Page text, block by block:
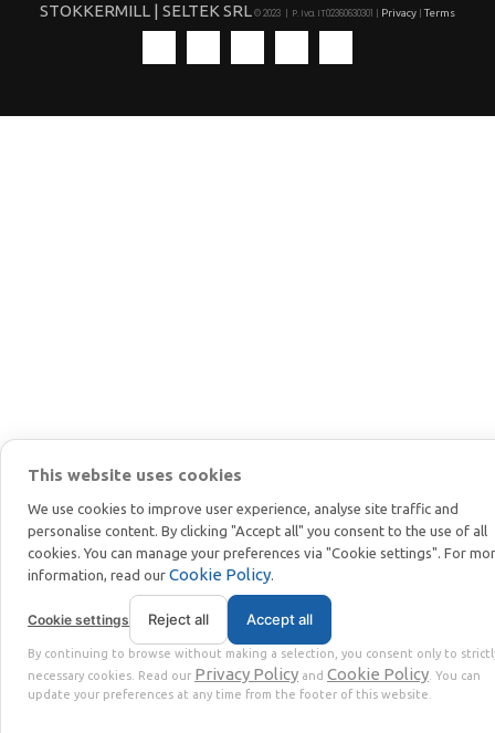
STOKKERMILL | SELTEK SRL© 2023 | P. Iva. IT02360630301 | Privacy Terms
This website uses cookies
We use cookies to improve user experience, analyse site traffic and
personalise content. By clicking "Accept all" you consent to the use of all
cookies. You can manage your preferences via "Cookie settings". For
information, read our Cookie Policy.
Cookie settings Reject all Accept all
By continuing to browse without making a selection, you consent only to
necessary cookies. Read our Privacy Policy and Cookie Policy . You can
update your preferences at any time from the footer of this website.